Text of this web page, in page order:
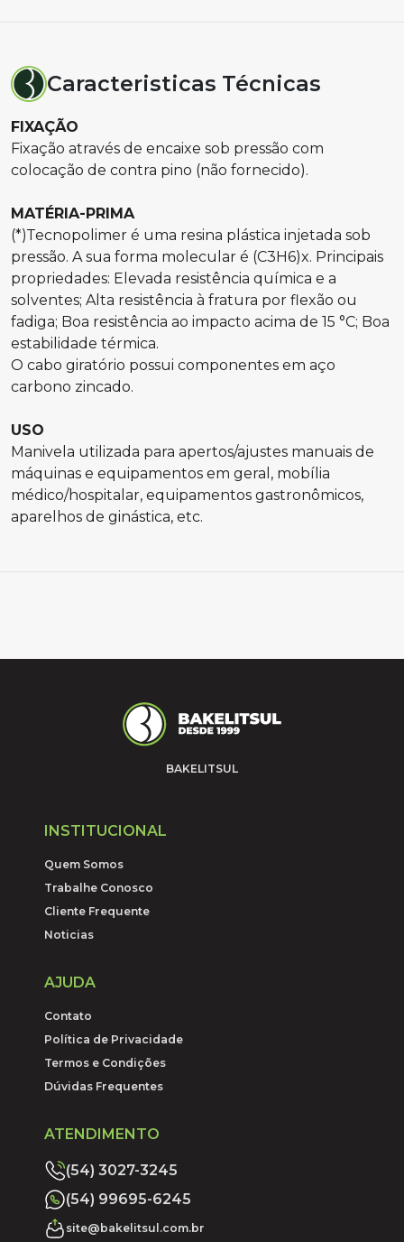
Caracteristicas Técnicas
FIXAÇÃO
Fixação através de encaixe sob pressão com
colocação de contra pino (não fornecido).
MATÉRIA-PRIMA
(*)Tecnopolimer é uma resina plástica injetada sob
pressão. A sua forma molecular é (C3H6)x. Principais
propriedades: Elevada resistência química e a
solventes; Alta resistência à fratura por flexão ou
fadiga; Boa resistência ao impacto acima de 15 °C; Boa
estabilidade térmica.
O cabo giratório possui componentes em aço
carbono zincado.
USO
Manivela utilizada para apertos/ajustes manuais de
máquinas e equipamentos em geral, mobília
médico/hospitalar, equipamentos gastronômicos,
aparelhos de ginástica, etc.
BAKELITSUL
INSTITUCIONAL
Quem Somos
Trabalhe Conosco
Cliente Frequente
Noticias
AJUDA
Contato
Política de Privacidade
Termos e Condições
Dúvidas Frequentes
ATENDIMENTO
(54) 3027-3245
(54) 99695-6245
site@bakelitsul.com.br